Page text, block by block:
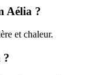
Aélia ?
et chaleur.
?